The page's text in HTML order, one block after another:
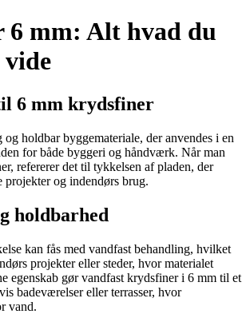
mm: Alt hvad du
vide
6 mm krydsfiner
holdbar byggemateriale, der anvendes i en
for både byggeri og håndværk. Når man
refererer det til tykkelsen af pladen, der
og indendørs brug.
holdbarhed
kan fås med vandfast behandling, hvilket
projekter eller steder, hvor materialet
egenskab gør vandfast krydsfiner i 6 mm til et
badeværelser eller terrasser, hvor
vand.